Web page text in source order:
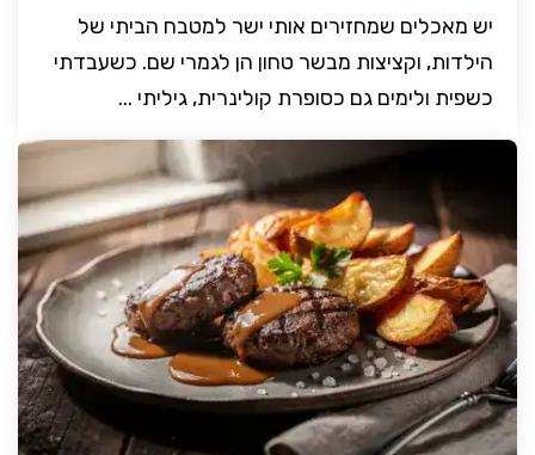
יש מאכלים שמחזירים אותי ישר למטבח הביתי של
הילדות, וקציצות מבשר טחון הן לגמרי שם. כשעבדתי
כשפית ולימים גם כסופרת קולינרית, גיליתי ...